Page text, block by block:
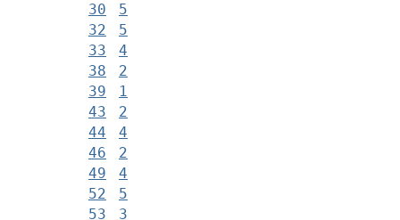
30
5
32
5
33
4
38
2
39
1
43
2
44
4
46
2
49
4
52
5
53
3